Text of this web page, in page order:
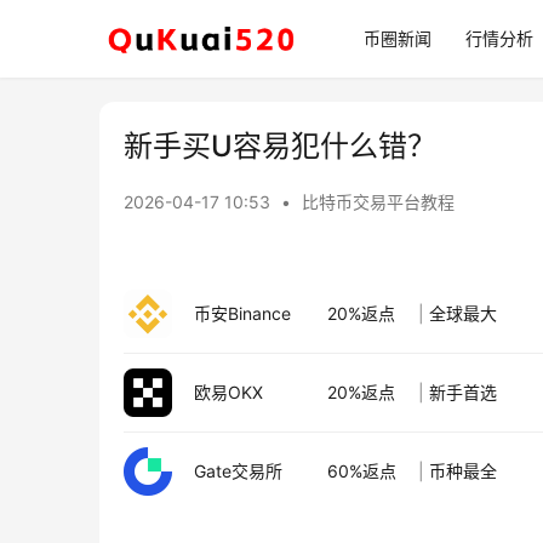
币圈新闻 行情分析
新手买U容易犯什么错？
2026-04-17 10:53 • 比特币交易平台教程
币安Binance 20%返点 全球最大
欧易OKX 20%返点 新手首选
Gate交易所 60%返点 币种最全